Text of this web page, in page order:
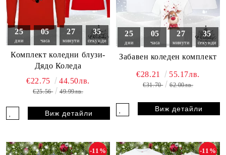
25
дни
05
часа
27
минути
33
секунди
Комплект коледни блузи-
Дядо Коледа
€22.75 44.50лв.
€25.56 49.99лв.
Виж детайли
25
дни
05
часа
27
минути
33
секунди
Забавен коледен комплект
€28.21 55.17лв.
€31.70 62.00лв.
Виж детайли
-11% -11%